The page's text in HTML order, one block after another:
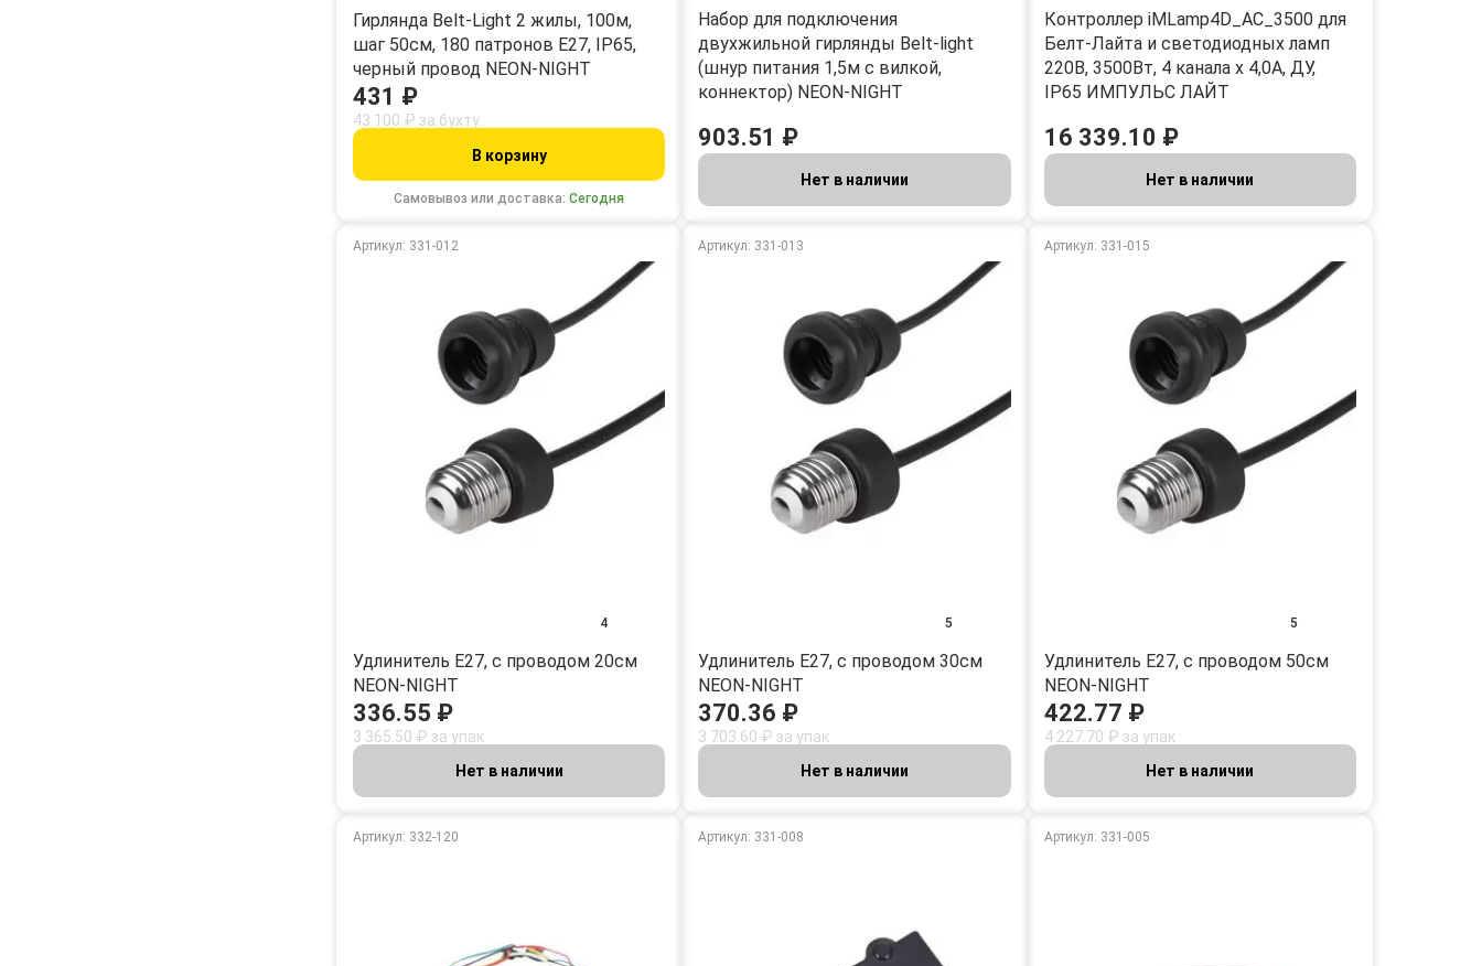
Гирлянда Belt-Light 2 жилы, 100м,
шаг 50см, 180 патронов E27, IP65,
черный провод NEON-NIGHT
Самовывоз или доставка:Сегодня
431 ₽
43 100 ₽ за бухту
В корзину
Набор для подключения
двухжильной гирлянды Belt-light
(шнур питания 1,5м с вилкой,
коннектор) NEON-NIGHT
903.51 ₽
Нет в наличии
Контроллер iMLamp4D_AC_3500 для
Белт-Лайта и светодиодных ламп
220В, 3500Вт, 4 канала х 4,0А, ДУ,
IP65 ИМПУЛЬС ЛАЙТ
16 339.10 ₽
Нет в наличии
Артикул: 331-012
4
Удлинитель E27, с проводом 20см
NEON-NIGHT
336.55 ₽
3 365.50 ₽ за упак
Нет в наличии
Артикул: 331-013
5
Удлинитель E27, с проводом 30см
NEON-NIGHT
370.36 ₽
3 703.60 ₽ за упак
Нет в наличии
Артикул: 331-015
5
Удлинитель E27, с проводом 50см
NEON-NIGHT
422.77 ₽
4 227.70 ₽ за упак
Нет в наличии
Артикул: 332-120 Артикул: 331-008 Артикул: 331-005